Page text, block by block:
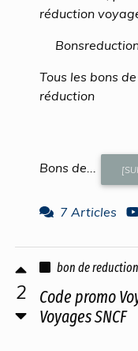
réduction
Tous les bons
réduction
Bons de...
7 Articles
2
bon de
Code promo
Voyages SNCF